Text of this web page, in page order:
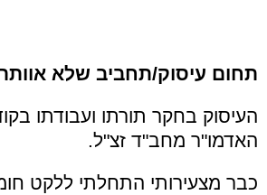
תחום עיסוק/תחביב שלא אוותר
העיסוק בחקר תורתו ועבודתו
האדמו"ר מחב"ד זצ"ל.
כבר מצעירותי התחלתי ללקט